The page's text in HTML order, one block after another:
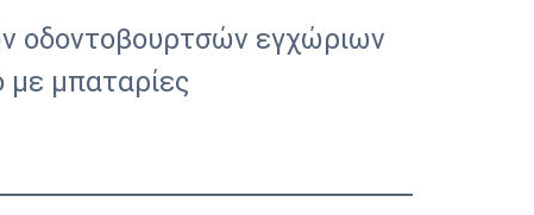
οδοντοβουρτσών εγχώριων
με μπαταρίες